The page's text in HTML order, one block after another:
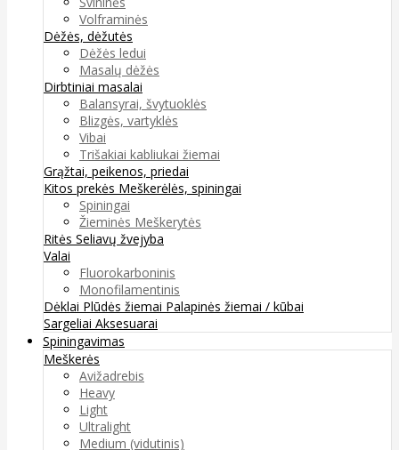
Volframinės
Dėžės, dėžutės
Dėžės ledui
Masalų dėžės
Dirbtiniai masalai
Balansyrai, švytuoklės
Blizgės, vartyklės
Vibai
Trišakiai kabliukai žiemai
Grąžtai, peikenos, priedai
Kitos prekės Meškerėlės, spiningai
Spiningai
Žieminės Meškerytės
Ritės Seliavų žvejyba
Valai
Fluorokarboninis
Monofilamentinis
Dėklai Plūdės žiemai Palapinės žiemai / kūbai
Sargeliai Aksesuarai
Spiningavimas
Meškerės
Avižadrebis
Heavy
Light
Ultralight
Medium (vidutinis)